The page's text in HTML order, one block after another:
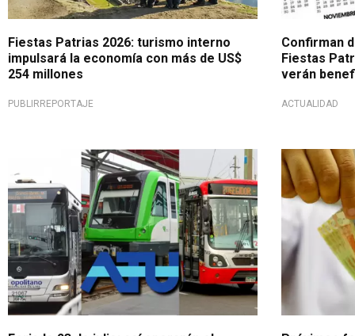
Fiestas Patrias 2026: turismo interno
impulsará la economía con más de US$
254 millones
PUBLIRREPORTAJE
Confirman
Fiestas
verán
ACTUALIDAD
Atención por feriado Conoce tus